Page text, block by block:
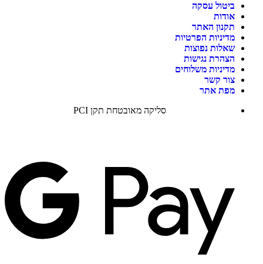
ביטול עסקה
אודות
תקנון האתר
מדיניות הפרטיות
שאלות נפוצות
הצהרת נגישות
מדיניות משלוחים
צור קשר
מפת אתר
סליקה מאובטחת תקן PCI